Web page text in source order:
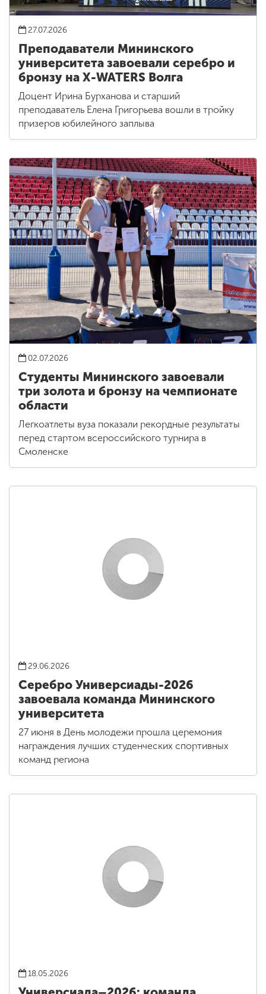
27.07.2026
Преподаватели Мининского
университета завоевали серебро и
бронзу на X-WATERS Волга
Доцент Ирина Бурханова и старший
преподаватель Елена Григорьева вошли в тройку
призеров юбилейного заплыва
02.07.2026
Студенты Мининского завоевали
три золота и бронзу на чемпионате
области
Легкоатлеты вуза показали рекордные результаты
перед стартом всероссийского турнира в
Смоленске
29.06.2026
Серебро Универсиады-2026
завоевала команда Мининского
университета
27 июня в День молодежи прошла церемония
награждения лучших студенческих спортивных
команд региона
18.05.2026